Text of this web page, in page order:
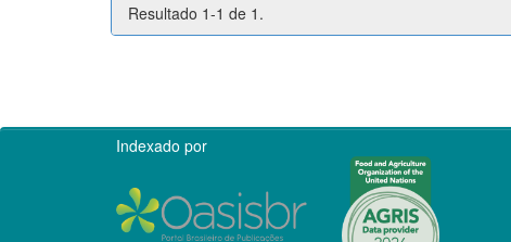
Resultado 1-1 de 1.
Indexado por